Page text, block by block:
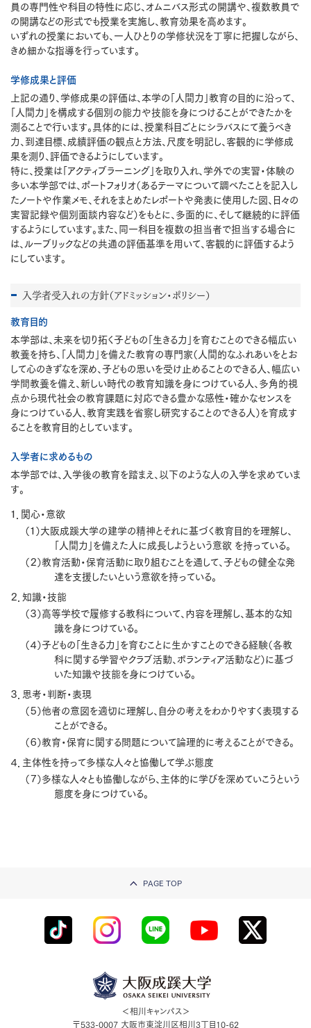
員の専門性や科目の特性に応じ、オムニバス形式の開講や、複数教員で
の開講などの形式でも授業を実施し、教育効果を高めます。
いずれの授業においても、一人ひとりの学修状況を丁寧に把握しながら、
きめ細かな指導を行っています。
学修成果と評価
上記の通り、学修成果の評価は、本学の「人間力」教育の目的に沿って、
「人間力」を構成する個別の能力や技能を身につけることができたかを
測ることで行います。具体的には、授業科目ごとにシラバスにて養うべき
力、到達目標、成績評価の観点と方法、尺度を明記し、客観的に学修成
果を測り、評価できるようにしています。
特に、授業は「アクティブラーニング」を取り入れ、学外での実習・体験の
多い本学部では、ポートフォリオ（あるテーマについて調べたことを記入し
たノートや作業メモ、それをまとめたレポートや発表に使用した図、日々の
実習記録や個別面談内容など）をもとに、多面的に、そして継続的に評価
するようにしています。また、同一科目を複数の担当者で担当する場合に
は、ルーブリックなどの共通の評価基準を用いて、客観的に評価するよう
にしています。
入学者受入れの方針（アドミッション・ポリシー）
教育目的
本学部は、未来を切り拓く子どもの「生きる力」を育むことのできる幅広い
教養を持ち、「人間力」を備えた教育の専門家（人間的なふれあいをとお
して心のきずなを深め、子どもの思いを受け止めることのできる人、幅広い
学問教養を備え、新しい時代の教育知識を身につけている人、多角的視
点から現代社会の教育課題に対応できる豊かな感性・確かなセンスを
身につけている人、教育実践を省察し研究することのできる人）を育成す
ることを教育目的としています。
入学者に求めるもの
本学部では、入学後の教育を踏まえ、以下のような人の入学を求めていま
す。
１．関心・意欲
（１）大阪成蹊大学の建学の精神とそれに基づく教育目的を理解し、
「人間力」を備えた人に成長しようという意欲 を持っている。
（２）教育活動・保育活動に取り組むことを通して、子どもの健全な発
達を支援したいという意欲を持っている。
２．知識・技能
（３）高等学校で履修する教科について、内容を理解し、基本的な知
識を身につけている。
（４）子どもの「生きる力」を育むことに生かすことのできる経験（各教
科に関する学習やクラブ活動、ボランティア活動など）に基づ
いた知識や技能を身につけている。
３．思考・判断・表現
（５）他者の意図を適切に理解し、自分の考えをわかりやすく表現する
ことができる。
（６）教育・保育に関する問題について論理的に考えることができる。
４．主体性を持って多様な人々と協働して学ぶ態度
（７）多様な人々とも協働しながら、主体的に学びを深めていこうという
態度を身につけている。
PAGE TOP
＜相川キャンパス＞
〒533-0007 大阪市東淀川区相川3丁目10-62